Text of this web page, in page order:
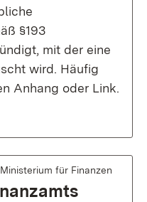
§193
mit der eine
wird. Häufig
Anhang oder Link.
für Finanzen